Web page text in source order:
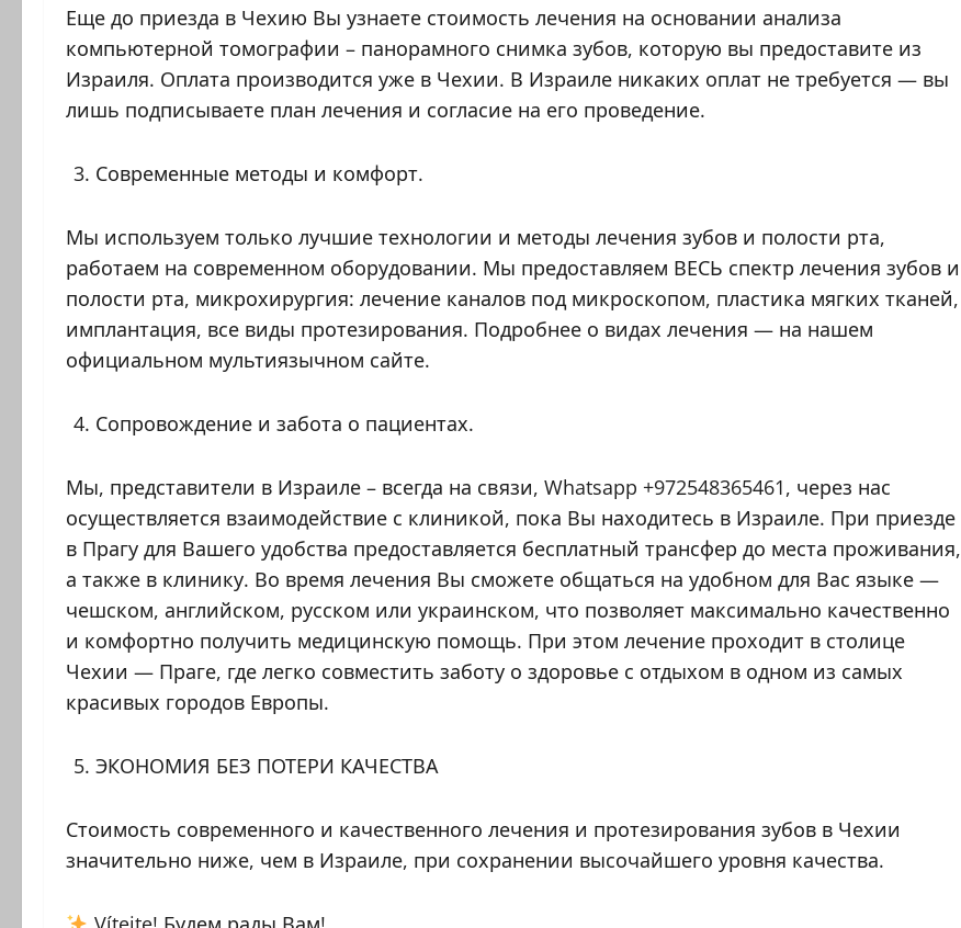
Еще до приезда в Чехию Вы узнаете стоимость лечения на основании анализа
компьютерной томографии – панорамного снимка зубов, которую вы предоставите из
Израиля. Оплата производится уже в Чехии. В Израиле никаких оплат не требуется — вы
лишь подписываете план лечения и согласие на его проведение.
Современные методы и комфорт.
Мы используем только лучшие технологии и методы лечения зубов и полости рта,
работаем на современном оборудовании. Мы предоставляем ВЕСЬ спектр лечения зубов и
полости рта, микрохирургия: лечение каналов под микроскопом, пластика мягких тканей,
имплантация, все виды протезирования. Подробнее о видах лечения — на нашем
официальном мультиязычном сайте.
Сопровождение и забота о пациентах.
Мы, представители в Израиле – всегда на связи, Whatsapp +972548365461, через нас
осуществляется взаимодействие с клиникой, пока Вы находитесь в Израиле. При приезде
в Прагу для Вашего удобства предоставляется бесплатный трансфер до места проживания,
а также в клинику. Во время лечения Вы сможете общаться на удобном для Вас языке —
чешском, английском, русском или украинском, что позволяет максимально качественно
и комфортно получить медицинскую помощь. При этом лечение проходит в столице
Чехии — Праге, где легко совместить заботу о здоровье с отдыхом в одном из самых
красивых городов Европы.
ЭКОНОМИЯ БЕЗ ПОТЕРИ КАЧЕСТВА
Стоимость современного и качественного лечения и протезирования зубов в Чехии
значительно ниже, чем в Израиле, при сохранении высочайшего уровня качества.